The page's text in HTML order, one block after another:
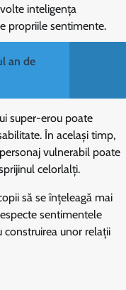
inteligența
propriile sentimente.
an de
super-erou poate
În același timp,
vulnerabil poate
celorlalți.
să se înțeleagă mai
sentimentele
construirea unor relații